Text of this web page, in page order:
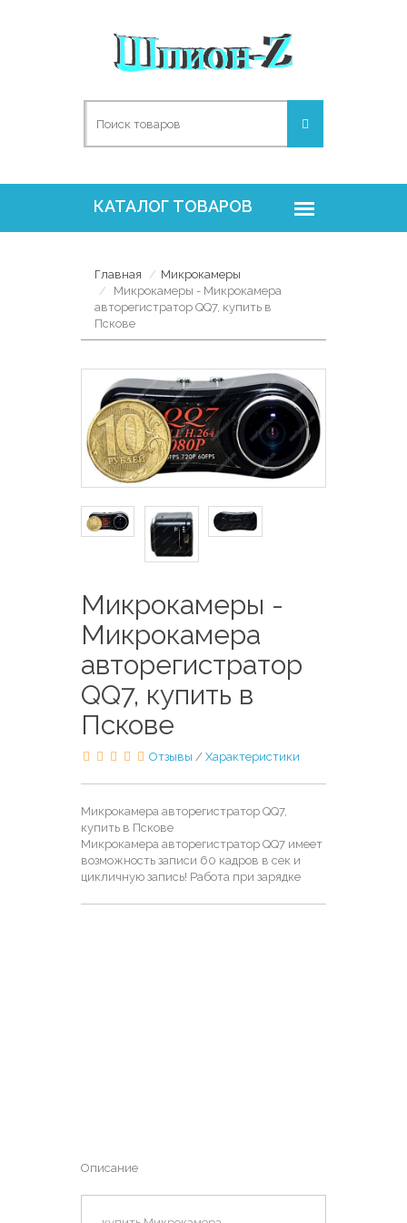
Главная
Микрокамеры
Микрокамеры - Микрокамера
авторегистратор QQ7, купить в
Пскове
Микрокамеры -
Микрокамера
авторегистратор
QQ7, купить в
Пскове
Отзывы / Характеристики
Микрокамера авторегистратор QQ7,
купить в Пскове
Микрокамера авторегистратор QQ7 имеет
возможность записи 60 кадров в сек и
цикличную запись! Работа при зарядке
Описание